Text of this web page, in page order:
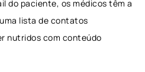
do paciente, os médicos têm a
lista de contatos
nutridos com conteúdo